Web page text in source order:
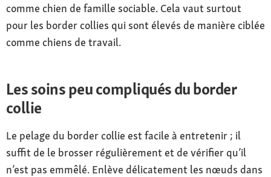
comme chien de famille sociable. Cela vaut surtout
pour les border collies qui sont élevés de manière ciblée
comme chiens de travail.
Les soins peu compliqués du border
collie
Le pelage du border collie est facile à entretenir ; il
suffit de le brosser régulièrement et de vérifier qu’il
n’est pas emmêlé. Enlève délicatement les nœuds dans